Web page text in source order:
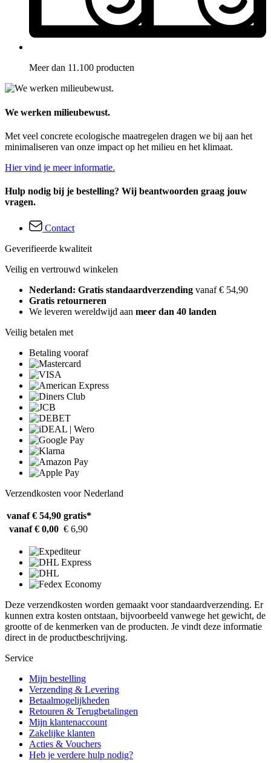
Meer dan 11.100 producten
We werken milieubewust.
Met veel concrete ecologische maatregelen dragen we bij aan het
minimaliseren van onze impact op het milieu en het klimaat.
Hier vind je meer informatie.
Hulp nodig bij je bestelling? Wij beantwoorden graag jouw
vragen.
Contact
Geverifieerde kwaliteit
Veilig en vertrouwd winkelen
Nederland: Gratis standaardverzending vanaf € 54,90
Gratis retourneren
We leveren wereldwijd aan meer dan 40 landen
Veilig betalen met
Betaling vooraf
Verzendkosten voor Nederland
vanaf € 54,90 gratis*
vanaf € 0,00 € 6,90
Deze verzendkosten worden gemaakt voor standaardverzending. Er
kunnen extra kosten ontstaan, bijvoorbeeld vanwege het gewicht, de
grootte of de kenmerken van de producten. Je vindt deze informatie
direct in de productbeschrijving.
Service
Mijn bestelling
Verzending & Levering
Betaalmogelijkheden
Retouren & Terugbetalingen
Mijn klantenaccount
Zakelijke klanten
Acties & Vouchers
Heb je verdere hulp nodig?